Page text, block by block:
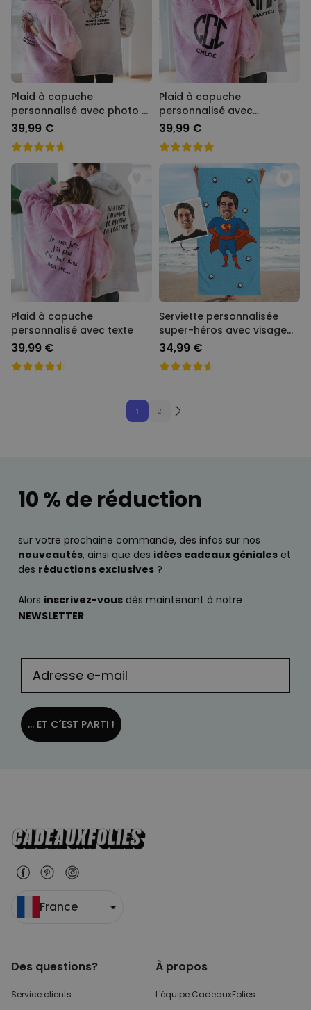
Plaid à capuche
personnalisé avec photo et
texte
39,99 €
Plaid à capuche
personnalisé avec
monogramme
39,99 €
Plaid à capuche
personnalisé avec texte
39,99 €
Serviette personnalisée
super-héros avec visage
Cartoon
34,99 €
1 2
10 % de réduction
sur votre prochaine commande, des infos sur nos
nouveautés, ainsi que des idées cadeaux géniales et
des réductions exclusives ?
Alors inscrivez-vous dès maintenant à notre
NEWSLETTER :
... ET C´EST PARTI !
France
Des questions?
Service clients
À propos
L'équipe CadeauxFolies